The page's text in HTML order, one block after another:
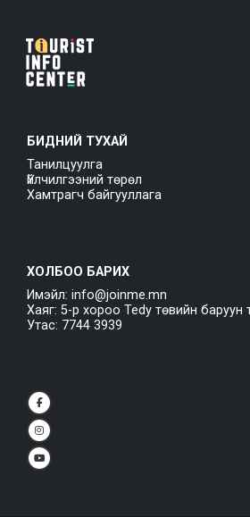
БИДНИЙ ТУХАЙ
Танилцуулга
Үйлчилгээний төрөл
Хамтрагч байгууллага
ХОЛБОО БАРИХ
Имэйл: info@joinme.mn
Хаяг: 5-р хороо Tedy төвийн баруун
Утас: 7744 3939